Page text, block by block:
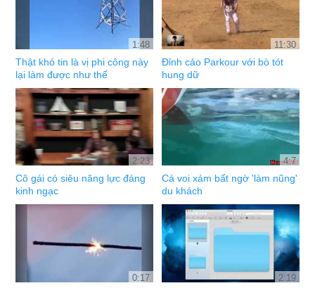
1:48
Thật khó tin là vị phi công này
lại làm được như thế
11:30
Đỉnh cảo Parkour với bò tót
hung dữ
2:23
Cô gái có siêu năng lực đáng
kinh ngạc
4:7
Cá voi xám bất ngờ 'làm nũng'
du khách
0:17 2:19